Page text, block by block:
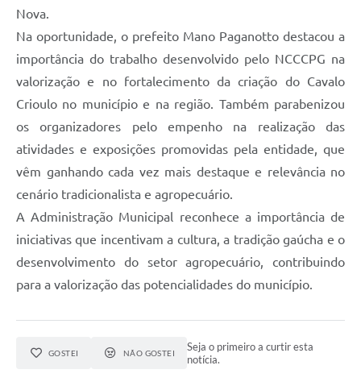
Nova.
Na oportunidade, o prefeito Mano Paganotto destacou a
importância do trabalho desenvolvido pelo NCCCPG na
valorização e no fortalecimento da criação do Cavalo
Crioulo no município e na região. Também parabenizou
os organizadores pelo empenho na realização das
atividades e exposições promovidas pela entidade, que
vêm ganhando cada vez mais destaque e relevância no
cenário tradicionalista e agropecuário.
A Administração Municipal reconhece a importância de
iniciativas que incentivam a cultura, a tradição gaúcha e o
desenvolvimento do setor agropecuário, contribuindo
para a valorização das potencialidades do município.
GOSTEI NÃO GOSTEI
Seja o primeiro a curtir esta
notícia.